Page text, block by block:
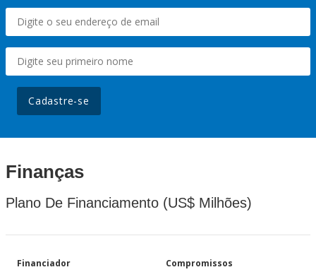
Cadastre-se
Finanças
Plano De Financiamento (US$ Milhões)
Financiador Compromissos